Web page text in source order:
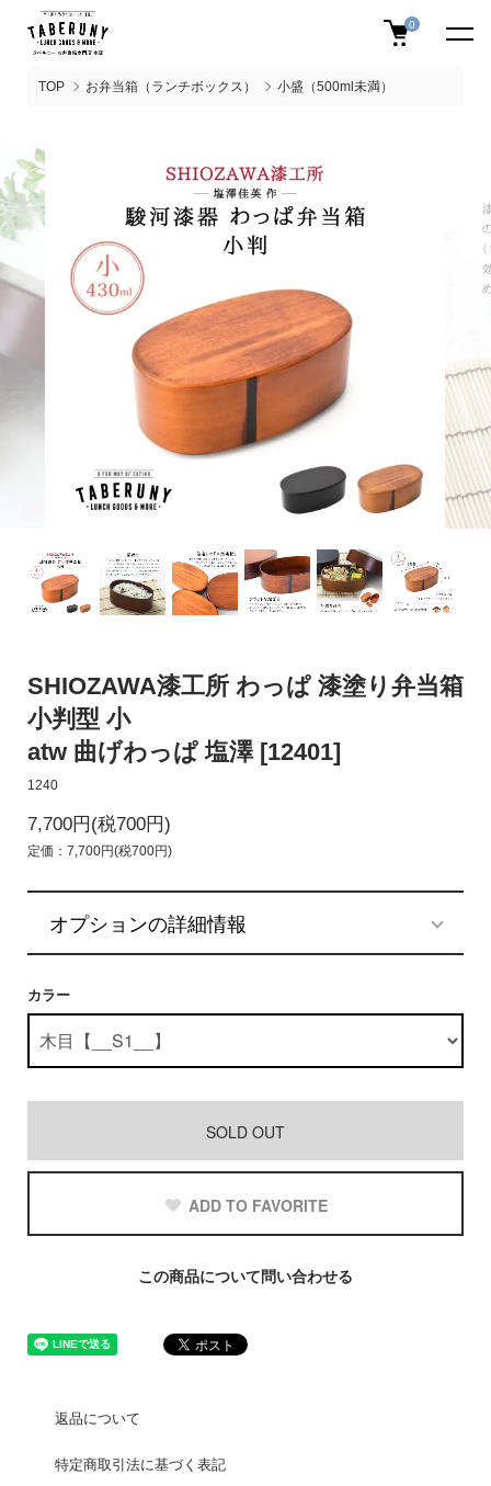
0
TOP お弁当箱（ランチボックス） 小盛（500ml未満）
SHIOZAWA漆工所 わっぱ 漆塗り弁当箱
小判型 小
atw 曲げわっぱ 塩澤 [12401]
1240
7,700円(税700円)
定価：7,700円(税700円)
オプションの詳細情報
カラー
SOLD OUT
ADD TO FAVORITE
この商品について問い合わせる
返品について
特定商取引法に基づく表記